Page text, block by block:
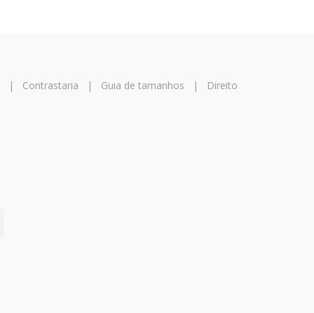
| Contrastaria | Guia de tamanhos |
Direito